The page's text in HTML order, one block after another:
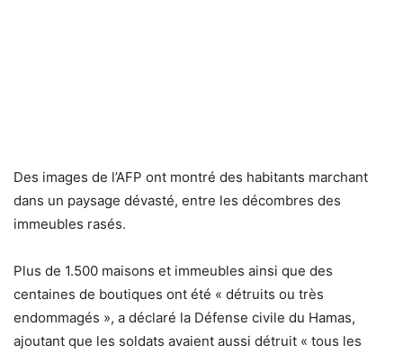
Des images de l’AFP ont montré des habitants marchant
dans un paysage dévasté, entre les décombres des
immeubles rasés.
Plus de 1.500 maisons et immeubles ainsi que des
centaines de boutiques ont été « détruits ou très
endommagés », a déclaré la Défense civile du Hamas,
ajoutant que les soldats avaient aussi détruit « tous les